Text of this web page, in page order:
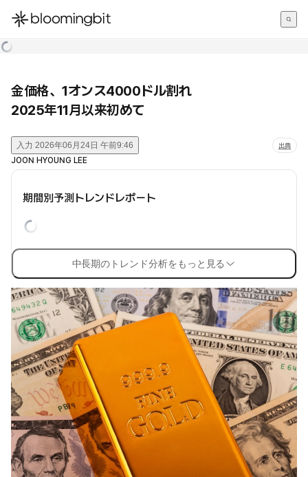
한국어
金価格、1オンス4000ドル割れ
2025年11月以来初めて
入力 2026年06月24日 午前9:46 出典
JOON HYOUNG LEE
期間別予測トレンドレポート
中長期のトレンド分析をもっと見る